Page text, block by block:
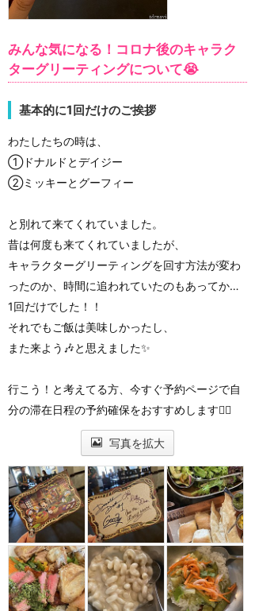
みんな気になる！コロナ後のキャラク
ターグリーティングについて😭
基本的に1回だけのご挨拶
わたしたちの時は、
①ドナルドとデイジー
②ミッキーとグーフィー
と別れて来てくれていました。
昔は何度も来てくれていましたが、
キャラクターグリーティングを回す方法が変わ
ったのか、時間に追われていたのもあってか…
1回だけでした！！
それでもご飯は美味しかったし、
また来よう🎶と思えました✨
行こう！と考えてる方、今すぐ予約ページで自
分の滞在日程の予約確保をおすすめします🙆‍♀️
写真を拡大